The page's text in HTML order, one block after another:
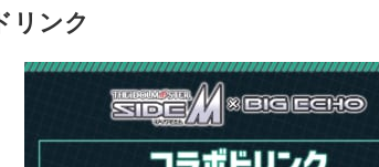
リンク